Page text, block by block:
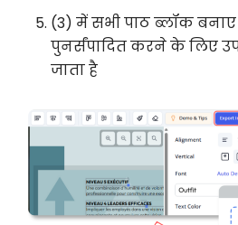
(3) में सभी पाठ ब्लॉक
पुनर्संपादित करने के लिए
जाता है